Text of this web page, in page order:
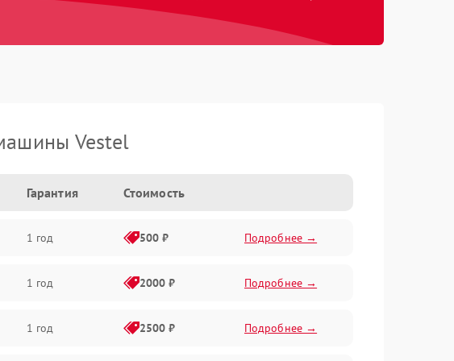
Vestel
Гарантия Стоимость
1 год 500 ₽ Подробнее →
1 год 2000 ₽ Подробнее →
1 год 2500 ₽ Подробнее →